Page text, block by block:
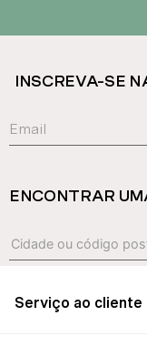
INSCREVA-SE
ENCONTRAR
Serviço ao cliente